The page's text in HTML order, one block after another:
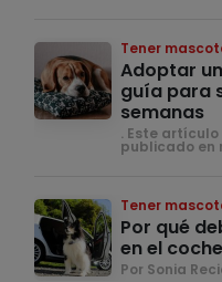
Tener
Adoptar
guía para
semanas
. Este artículo
publicado en
Tener
Por qué
en el coche
Por Sonia